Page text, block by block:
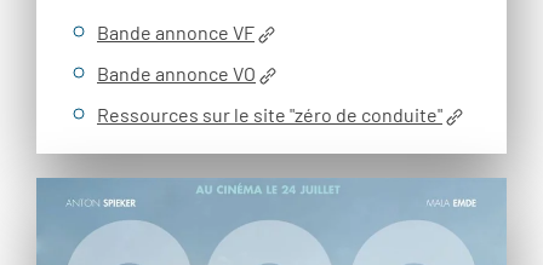
Bande annonce VF
Bande annonce VO
Ressources sur le site "zéro de conduite"